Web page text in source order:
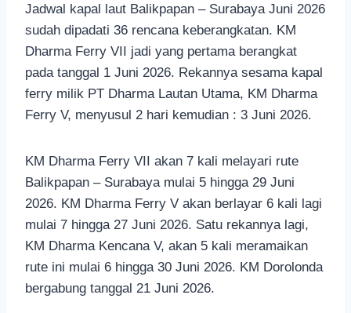
Jadwal kapal laut Balikpapan – Surabaya Juni 2026
sudah dipadati 36 rencana keberangkatan. KM
Dharma Ferry VII jadi yang pertama berangkat
pada tanggal 1 Juni 2026. Rekannya sesama kapal
ferry milik PT Dharma Lautan Utama, KM Dharma
Ferry V, menyusul 2 hari kemudian : 3 Juni 2026.
KM Dharma Ferry VII akan 7 kali melayari rute
Balikpapan – Surabaya mulai 5 hingga 29 Juni
2026. KM Dharma Ferry V akan berlayar 6 kali lagi
mulai 7 hingga 27 Juni 2026. Satu rekannya lagi,
KM Dharma Kencana V, akan 5 kali meramaikan
rute ini mulai 6 hingga 30 Juni 2026. KM Dorolonda
bergabung tanggal 21 Juni 2026.